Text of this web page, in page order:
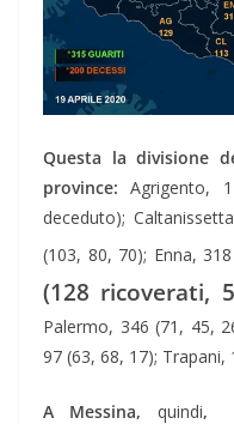
Questa la divisione
province: Agrigento,
deceduto);
(103, 80, 70); Enna,
(128 ricoverati,
Palermo, 346 (71, 45,
97 (63, 68, 17); Trapani,
A Messina, quindi,